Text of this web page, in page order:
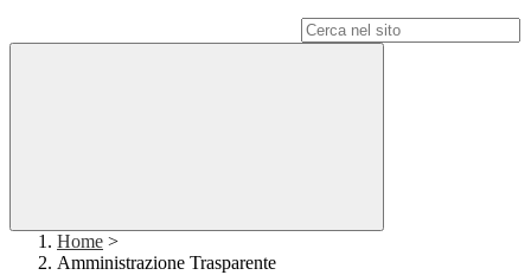
Home >
Amministrazione Trasparente